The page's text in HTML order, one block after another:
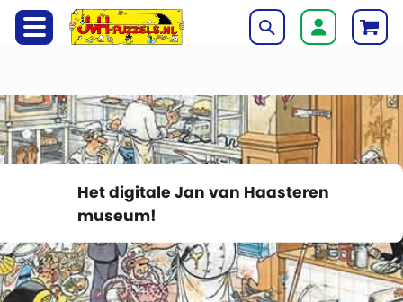
Het digitale Jan van Haasteren
museum!